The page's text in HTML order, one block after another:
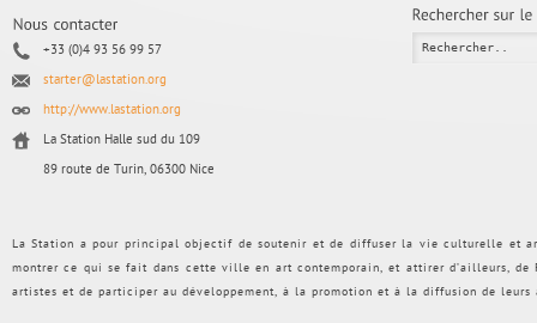
+33 (0)4 93 56 99 57
starter@lastation.org
http://www.lastation.org
La Station Halle sud du 109
89 route de Turin, 06300 Nice
La Station a pour principal objectif de soutenir et de diffuser la vie culturelle et
montrer ce qui se fait dans cette ville en art contemporain, et attirer d’ailleurs, de
artistes et de participer au développement, à la promotion et à la diffusion de